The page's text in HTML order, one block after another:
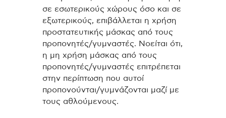
σε εσωτερικούς χώρους όσο και σε
εξωτερικούς, επιβάλλεται η χρήση
προστατευτικής μάσκας από τους
προπονητές/γυμναστές. Νοείται ότι,
η μη χρήση μάσκας από τους
προπονητές/γυμναστές επιτρέπεται
στην περίπτωση που αυτοί
προπονούνται/γυμνάζονται μαζί με
τους αθλούμενους.